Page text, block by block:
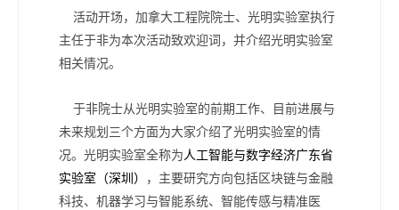
活动开场，加拿大工程院院士、光明实验室执行
主任于非为本次活动致欢迎词，并介绍光明实验室
相关情况。
于非院士从光明实验室的前期工作、目前进展与
未来规划三个方面为大家介绍了光明实验室的情
况。光明实验室全称为人工智能与数字经济广东省
实验室（深圳） ，主要研究方向包括区块链与金融
科技、机器学习与智能系统、智能传感与精准医